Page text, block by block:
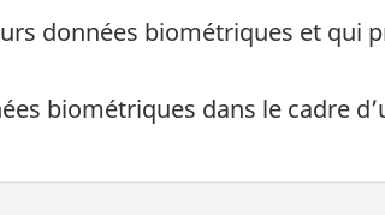
données biométriques et qui
biométriques dans le cadre